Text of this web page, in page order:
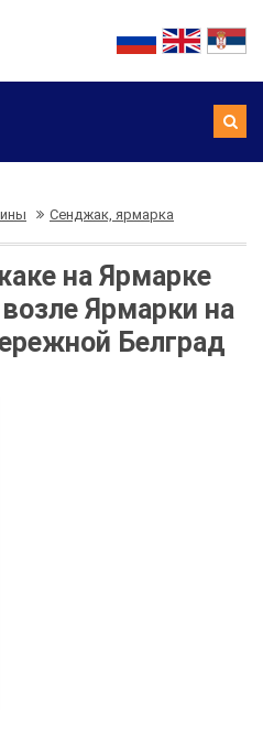
Сенджак, ярмарка
на Ярмарке
Ярмарки на
Белград